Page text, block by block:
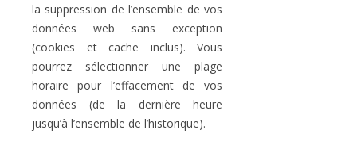
la suppression de l’ensemble de vos
données web sans exception
(cookies et cache inclus). Vous
pourrez sélectionner une plage
horaire pour l’effacement de vos
données (de la dernière heure
jusqu’à l’ensemble de l’historique).